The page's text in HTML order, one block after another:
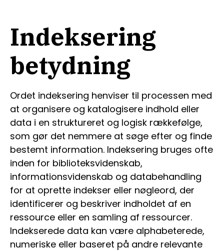
Indeksering
betydning
Ordet indeksering henviser til processen med
at organisere og katalogisere indhold eller
data i en struktureret og logisk rækkefølge,
som gør det nemmere at søge efter og finde
bestemt information. Indeksering bruges ofte
inden for biblioteksvidenskab,
informationsvidenskab og databehandling
for at oprette indekser eller nøgleord, der
identificerer og beskriver indholdet af en
ressource eller en samling af ressourcer.
Indekserede data kan være alphabeterede,
numeriske eller baseret på andre relevante